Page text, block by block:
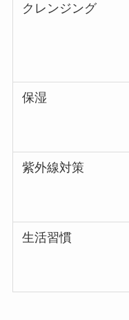
クレンジング
保湿
紫外線対策
生活習慣